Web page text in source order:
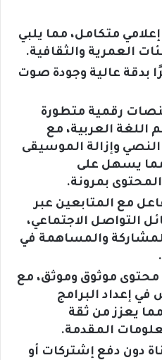
متكامل، مما يلبي
العمرية والثقافية.
بدقة عالية وجودة صوت
رقمية متطورة
اللغة العربية، مع
وإزالة الموسيقى
يسهل على
بمرونة.
مع المتابعين عبر
التواصل الاجتماعي،
والمساهمة في
محتوى موثوق وموثق، مع
إعداد البرامج
مما يعزز من ثقة
المقدمة.
دون دفع إشتركات أو